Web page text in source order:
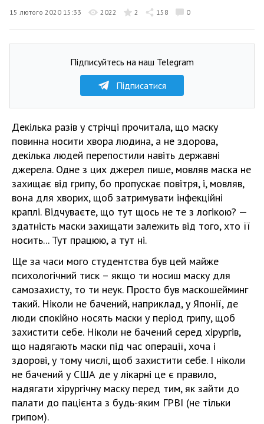
15 лютого 2020 15:33 2022 2 158 0
Підписуйтесь на наш Telegram
Підписатися
Декілька разів у стрічці прочитала, що маску
повинна носити хвора людина, а не здорова,
декілька людей перепостили навіть державні
джерела. Одне з цих джерел пише, мовляв маска не
захищає від грипу, бо пропускає повітря, і, мовляв,
вона для хворих, щоб затримувати інфекційні
краплі. Відчуваєте, що тут щось не те з логікою? —
здатність маски захищати залежить від того, хто її
носить... Тут працюю, а тут ні.
Ще за часи мого студентства був цей майже
психологічний тиск – якщо ти носиш маску для
самозахисту, то ти неук. Просто був маскошейминг
такий. Ніколи не бачений, наприклад, у Японії, де
люди спокійно носять маски у період грипу, щоб
захистити себе. Ніколи не бачений серед хірургів,
що надягають маски під час операції, хоча і
здорові, у тому числі, щоб захистити себе. І ніколи
не бачений у США де у лікарні це є правило,
надягати хірургічну маску перед тим, як зайти до
палати до пацієнта з будь-яким ГРВІ (не тільки
грипом).